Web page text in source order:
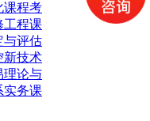
课程考
工程课
与评估
新技术
理论与
实务课